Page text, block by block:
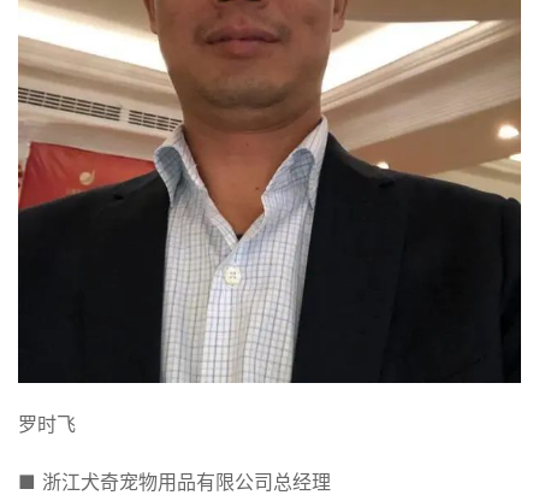
罗时飞
■ 浙江犬奇宠物用品有限公司总经理